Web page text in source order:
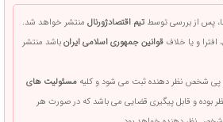
پس از بررسی توسطتیم اقتصادژورنالمنتشر خواهد شد.
و یا خلافقوانین جمهوری اسلامی ایرانباشد منتشر
پی شخص نظر دهنده ثبت می شود و کلیهمسئولیت های
و قابل پیگیری قضایی می باشد که در صورت هر